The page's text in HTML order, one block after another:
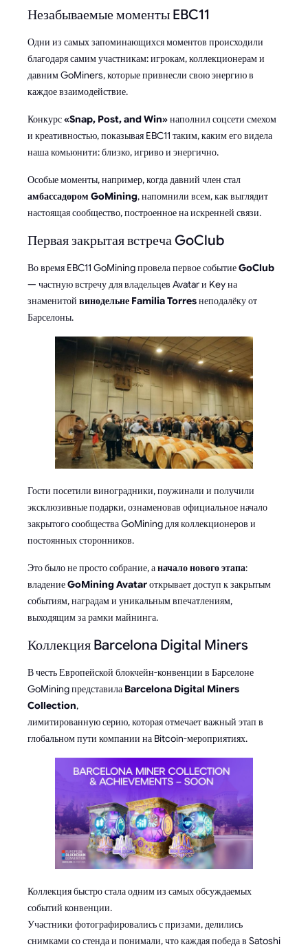
Незабываемые моменты EBC11
Одни из самых запоминающихся моментов происходили
благодаря самим участникам: игрокам, коллекционерам и
давним GoMiners, которые привнесли свою энергию в
каждое взаимодействие.
Конкурс«Snap, Post, and Win»наполнил соцсети смехом
и креативностью, показывая EBC11 таким, каким его видела
наша комьюнити: близко, игриво и энергично.
Особые моменты, например, когда давний член стал
амбассадором GoMining, напомнили всем, как выглядит
настоящая сообщество, построенное на искренней связи.
Первая закрытая встреча GoClub
Во время EBC11 GoMining провела первое событиеGoClub
— частную встречу для владельцев Avatar и Key на
знаменитой винодельне Familia Torresнеподалёку от
Барселоны.
Гости посетили виноградники, поужинали и получили
эксклюзивные подарки, ознаменовав официальное начало
закрытого сообщества GoMining для коллекционеров и
постоянных сторонников.
Это было не просто собрание, аначало нового этапа:
владениеGoMining Avatarоткрывает доступ к закрытым
событиям, наградам и уникальным впечатлениям,
выходящим за рамки майнинга.
Коллекция Barcelona Digital Miners
В честь Европейской блокчейн-конвенции в Барселоне
GoMining представила Barcelona Digital Miners
Collection,
лимитированную серию, которая отмечает важный этап в
глобальном пути компании на Bitcoin-мероприятиях.
Коллекция быстро стала одним из самых обсуждаемых
событий конвенции.
Участники фотографировались с призами, делились
снимками со стенда и понимали, что каждая победа в Satoshi